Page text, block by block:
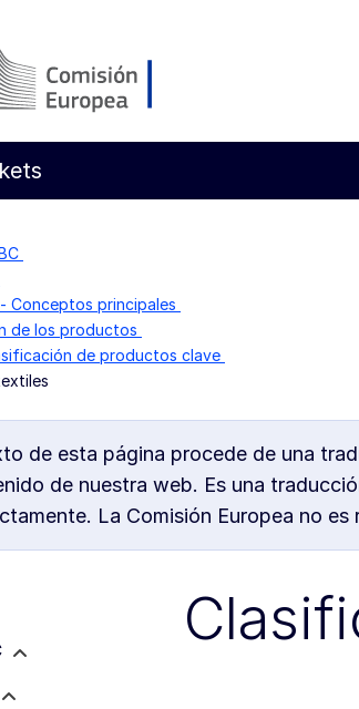
Conceptos principales
de los productos
de productos clave
de esta página procede de una
de nuestra web. Es una
La Comisión Europea no